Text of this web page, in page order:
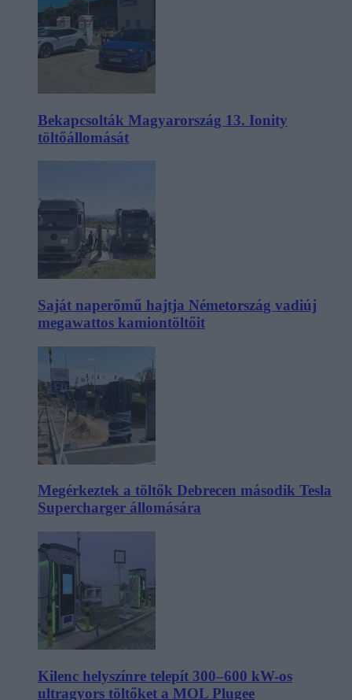
Bekapcsolták Magyarország 13. Ionity
töltőállomását
Saját naperőmű hajtja Németország vadiúj
megawattos kamiontöltőit
Megérkeztek a töltők Debrecen második Tesla
Supercharger állomására
Kilenc helyszínre telepít 300–600 kW-os
ultragyors töltőket a MOL Plugee